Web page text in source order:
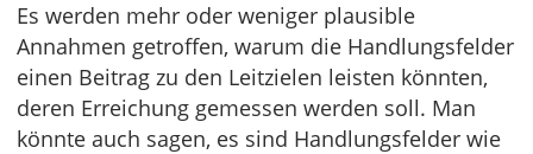
Es werden mehr oder weniger plausible
Annahmen getroffen, warum die Handlungsfelder
einen Beitrag zu den Leitzielen leisten könnten,
deren Erreichung gemessen werden soll. Man
könnte auch sagen, es sind Handlungsfelder wie